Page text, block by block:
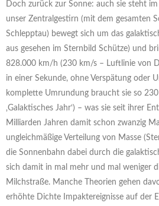
Doch zurück zur Sonne: auch sie steht
unser Zentralgestirn (mit dem gesamten
Schlepptau) bewegt sich um das
aus gesehen im Sternbild Schütze) und
828.000 km/h (230 km/s – Luftlinie von
in einer Sekunde, ohne Verspätung oder
komplette Umrundung braucht sie so
‚Galaktisches Jahr‘) – was sie seit ihrer
Milliarden Jahren damit schon zwanzig
ungleichmäßige Verteilung von Masse
die Sonnenbahn dabei durch die
sich damit in mal mehr und mal weniger
Milchstraße. Manche Theorien gehen
erhöhte Dichte Impaktereignisse auf der